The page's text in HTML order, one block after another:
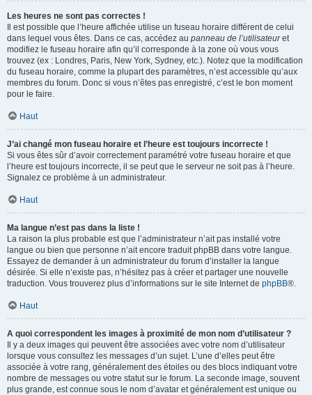
Les heures ne sont pas correctes !
Il est possible que l’heure affichée utilise un fuseau horaire différent de celui
dans lequel vous êtes. Dans ce cas, accédez au panneau de l’utilisateuret
modifiez le fuseau horaire afin qu’il corresponde à la zone où vous vous
trouvez (ex : Londres, Paris, New York, Sydney, etc.). Notez que la modification
du fuseau horaire, comme la plupart des paramètres, n’est accessible qu’aux
membres du forum. Donc si vous n’êtes pas enregistré, c’est le bon moment
pour le faire.
Haut
J’ai changé mon fuseau horaire et l’heure est toujours incorrecte !
Si vous êtes sûr d’avoir correctement paramétré votre fuseau horaire et que
l’heure est toujours incorrecte, il se peut que le serveur ne soit pas à l’heure.
Signalez ce problème à un administrateur.
Haut
Ma langue n’est pas dans la liste !
La raison la plus probable est que l’administrateur n’ait pas installé votre
langue ou bien que personne n’ait encore traduit phpBB dans votre langue.
Essayez de demander à un administrateur du forum d’installer la langue
désirée. Si elle n’existe pas, n’hésitez pas à créer et partager une nouvelle
traduction. Vous trouverez plus d’informations sur le site Internet de phpBB®.
Haut
A quoi correspondent les images à proximité de mon nom d’utilisateur ?
Il y a deux images qui peuvent être associées avec votre nom d’utilisateur
lorsque vous consultez les messages d’un sujet. L’une d’elles peut être
associée à votre rang, généralement des étoiles ou des blocs indiquant votre
nombre de messages ou votre statut sur le forum. La seconde image, souvent
plus grande, est connue sous le nom d’avatar et généralement est unique ou